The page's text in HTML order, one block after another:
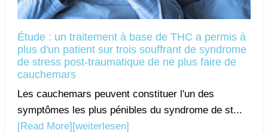
Étude : un traitement à base de THC a permis à
plus d'un patient sur trois souffrant de syndrome
de stress post-traumatique de ne plus faire de
cauchemars
Les cauchemars peuvent constituer l'un des
symptômes les plus pénibles du syndrome de st...
[Read More] [weiterlesen]